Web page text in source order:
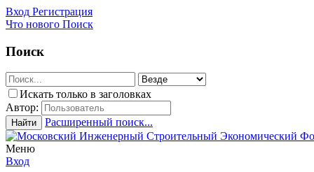
Вход Регистрация
Что нового Поиск
Поиск
Искать только в заголовках
Автор:
Найти Расширенный поиск...
Меню
Вход